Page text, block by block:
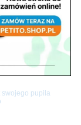
Dwór
i
swojego pupila